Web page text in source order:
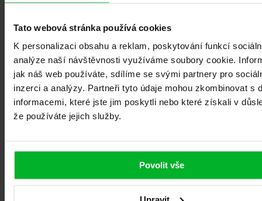
Tato webová stránka používá cookies
K personalizaci obsahu a reklam, poskytování funkcí
analýze naší návštěvnosti využíváme soubory cookie.
jak náš web používáte, sdílíme se svými partnery pro
inzerci a analýzy. Partneři tyto údaje mohou zkombinovat s
informacemi, které jste jim poskytli nebo které získali v
že používáte jejich služby.
Povolit vše
Zaměření zdarma
Technik provede zaměření a kontrolu stavu nosného prvku.
Následuje vyčíslení ceny zasklení balkonu.